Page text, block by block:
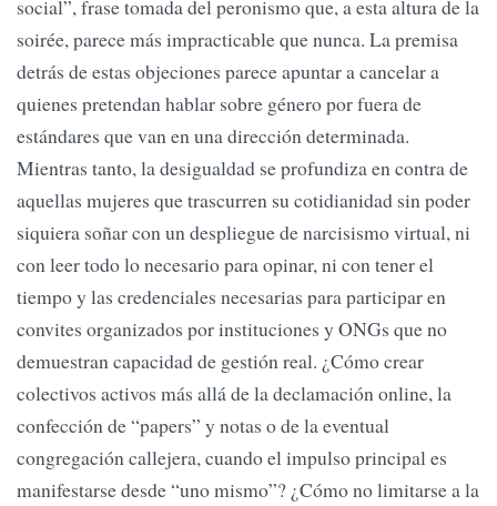
social”, frase tomada del peronismo que, a esta altura de la
soirée, parece más impracticable que nunca. La premisa
detrás de estas objeciones parece apuntar a cancelar a
quienes pretendan hablar sobre género por fuera de
estándares que van en una dirección determinada.
Mientras tanto, la desigualdad se profundiza en contra de
aquellas mujeres que trascurren su cotidianidad sin poder
siquiera soñar con un despliegue de narcisismo virtual, ni
con leer todo lo necesario para opinar, ni con tener el
tiempo y las credenciales necesarias para participar en
convites organizados por instituciones y ONGs que no
demuestran capacidad de gestión real. ¿Cómo crear
colectivos activos más allá de la declamación online, la
confección de “papers” y notas o de la eventual
congregación callejera, cuando el impulso principal es
manifestarse desde “uno mismo”? ¿Cómo no limitarse a la